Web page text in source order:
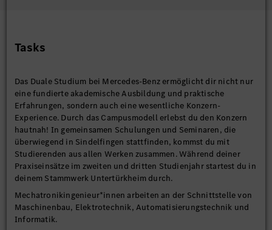
Tasks
Das Duale Studium bei Mercedes-Benz ermöglicht dir nicht nur
eine fundierte akademische Ausbildung und praktische
Erfahrungen, sondern auch eine wesentliche Konzern-
Experience. Durch das Campusmodell erlebst du den Konzern
hautnah! In gemeinsamen Schulungen und Seminaren, die
überwiegend in Sindelfingen stattfinden, kommst du mit
Studierenden aus allen Werken zusammen. Während deiner
Praxiseinsätze im zweiten und dritten Studienjahr startest du in
deinem Stammwerk Untertürkheim durch.
Mechatronikingenieur*innen arbeiten an der Schnittstelle von
Maschinenbau, Elektrotechnik, Automatisierungstechnik und
Informatik.